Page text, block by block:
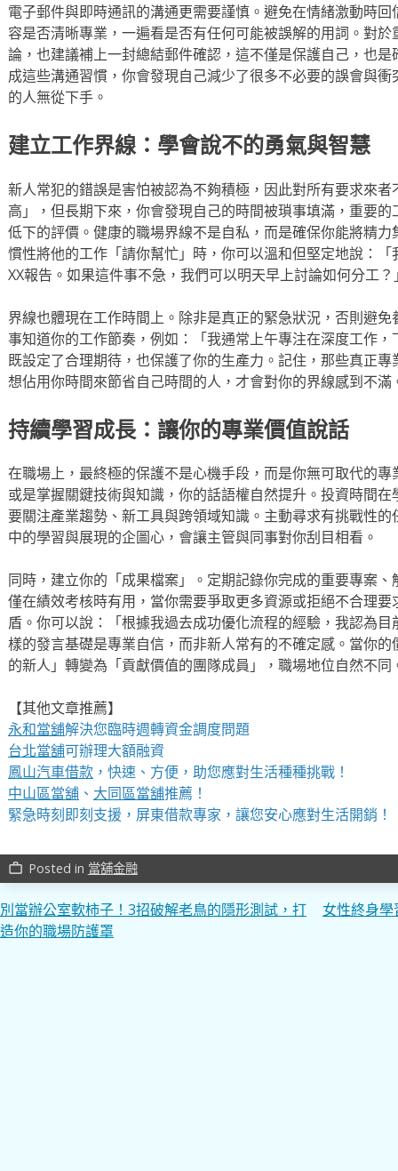
電子郵件與即時通訊的溝通更需要謹慎。避免在情緒激動時
容是否清晰專業，一遍看是否有任何可能被誤解的用詞。對
論，也建議補上一封總結郵件確認，這不僅是保護自己，也
成這些溝通習慣，你會發現自己減少了很多不必要的誤會與
的人無從下手。
建立工作界線：學會說不的勇氣與智慧
新人常犯的錯誤是害怕被認為不夠積極，因此對所有要求來
高」，但長期下來，你會發現自己的時間被瑣事填滿，重要
低下的評價。健康的職場界線不是自私，而是確保你能將精
慣性將他的工作「請你幫忙」時，你可以溫和但堅定地說：
XX報告。如果這件事不急，我們可以明天早上討論如何分工？
界線也體現在工作時間上。除非是真正的緊急狀況，否則避
事知道你的工作節奏，例如：「我通常上午專注在深度工作
既設定了合理期待，也保護了你的生產力。記住，那些真正
想佔用你時間來節省自己時間的人，才會對你的界線感到不
持續學習成長：讓你的專業價值說話
在職場上，最終極的保護不是心機手段，而是你無可取代的
或是掌握關鍵技術與知識，你的話語權自然提升。投資時間
要關注產業趨勢、新工具與跨領域知識。主動尋求有挑戰性
中的學習與展現的企圖心，會讓主管與同事對你刮目相看。
同時，建立你的「成果檔案」。定期記錄你完成的重要專案
僅在績效考核時有用，當你需要爭取更多資源或拒絕不合理
盾。你可以說：「根據我過去成功優化流程的經驗，我認為
樣的發言基礎是專業自信，而非新人常有的不確定感。當你
的新人」轉變為「貢獻價值的團隊成員」，職場地位自然不同
【其他文章推薦】
永和當舖解決您臨時週轉資金調度問題
台北當舖可辦理大額融資
鳳山汽車借款，快速、方便，助您應對生活種種挑戰！
中山區當舖、 大同區當舖推薦！
緊急時刻即刻支援，屏東借款專家，讓您安心應對生活開銷！
work_outline Posted in 當舖金融
文
章
別當辦公室軟柿子！3招破解老鳥的隱形測試，打
造你的職場防護罩
女性終身